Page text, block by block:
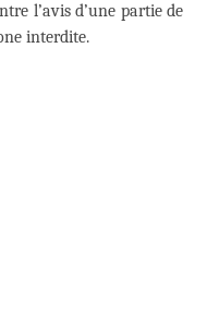
l’avis d’une partie de
interdite.